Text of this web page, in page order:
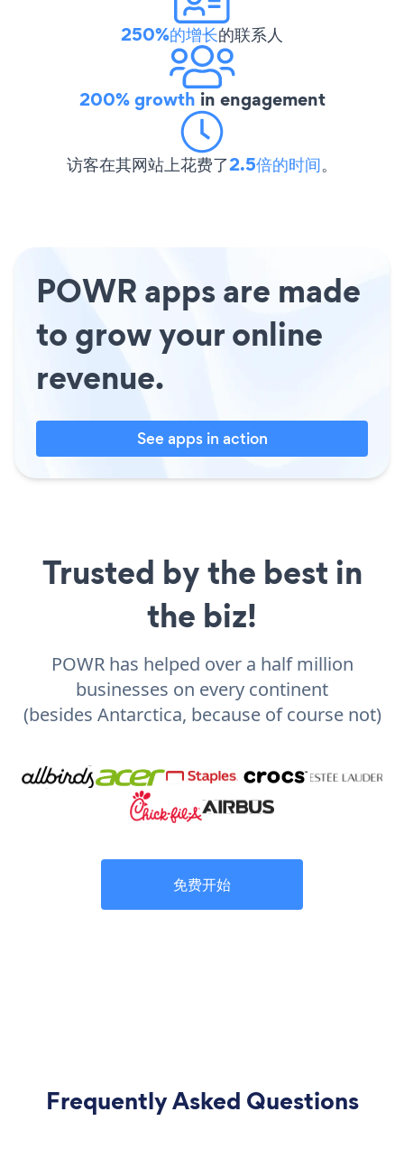
250%的增长的联系人
200% growth in engagement
访客在其网站上花费了2.5倍的时间。
POWR apps are made
to grow your online
revenue.
See apps in action
Trusted by the best in
the biz!
POWR has helped over a half million
businesses on every continent
(besides Antarctica, because of course not)
免费开始
Frequently Asked Questions